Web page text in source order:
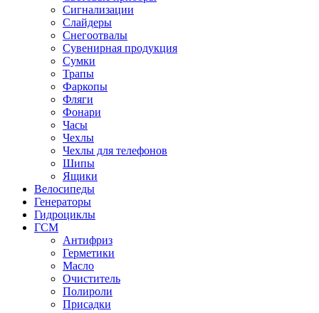
Сигнализации
Слайдеры
Снегоотвалы
Сувенирная продукция
Сумки
Трапы
Фаркопы
Фляги
Фонари
Часы
Чехлы
Чехлы для телефонов
Шипы
Ящики
Велосипеды
Генераторы
Гидроциклы
ГСМ
Антифриз
Герметики
Масло
Очиститель
Полироли
Присадки